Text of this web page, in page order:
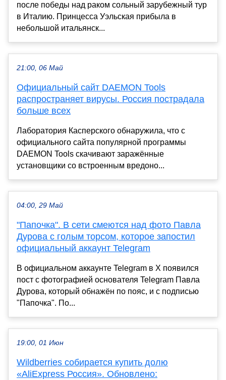
после победы над раком сольный зарубежный тур
в Италию. Принцесса Уэльская прибыла в
небольшой итальянск...
21:00, 06 Май
Официальный сайт DAEMON Tools
распространяет вирусы. Россия пострадала
больше всех
Лаборатория Касперского обнаружила, что с
официального сайта популярной программы
DAEMON Tools скачивают заражённые
установщики со встроенным вредоно...
04:00, 29 Май
"Папочка". В сети смеются над фото Павла
Дурова с голым торсом, которое запостил
официальный аккаунт Telegram
В официальном аккаунте Telegram в X появился
пост с фотографией основателя Telegram Павла
Дурова, который обнажён по пояс, и с подписью
"Папочка". По...
19:00, 01 Июн
Wildberries собирается купить долю
«AliExpress Россия». Обновлено: